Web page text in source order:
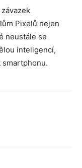
Pixelů nejen
neustále se
inteligencí,